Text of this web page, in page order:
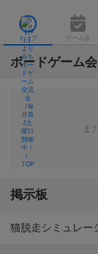
トップ ゲーム会
ボードゲーム会
ま
掲示板